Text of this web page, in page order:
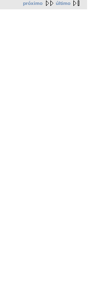
próximo último